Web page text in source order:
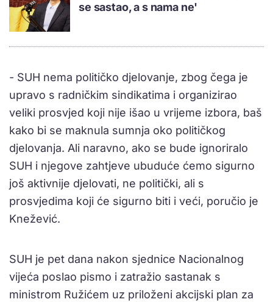
se sastao, a s nama ne'
- SUH nema političko djelovanje, zbog čega je
upravo s radničkim sindikatima i organizirao
veliki prosvjed koji nije išao u vrijeme izbora, baš
kako bi se maknula sumnja oko političkog
djelovanja. Ali naravno, ako se bude ignoriralo
SUH i njegove zahtjeve ubuduće ćemo sigurno
još aktivnije djelovati, ne politički, ali s
prosvjedima koji će sigurno biti i veći, poručio je
Knežević.
SUH je pet dana nakon sjednice Nacionalnog
vijeća poslao pismo i zatražio sastanak s
ministrom Ružićem uz priloženi akcijski plan za